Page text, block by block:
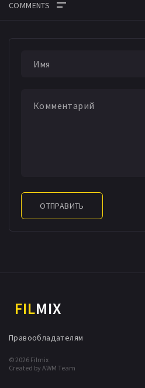
ОТПРАВИТЬ
FILMIX
© 2026 Filmix
Created by AWM Team
Правообладателям